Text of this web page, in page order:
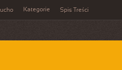
Kategorie Spis Treści